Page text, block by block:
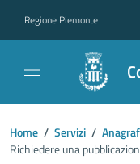
Regione Piemonte
Home / Servizi /
Richiedere una